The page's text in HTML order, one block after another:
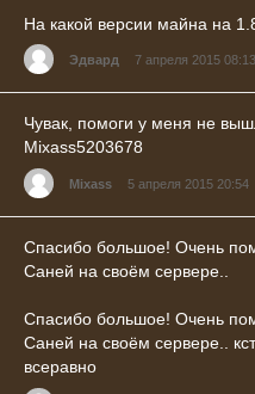
На какой версии майна на
Эдвард 7 апреля 2015 08:13
Чувак, помоги у меня не
Mixass5203678
Mixass 5 апреля 2015 20:54
Спасибо большое! Очень
Саней на своём сервере..
Спасибо большое! Очень
Саней на своём сервере..
всеравно